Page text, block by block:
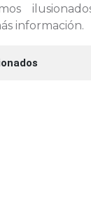
información.